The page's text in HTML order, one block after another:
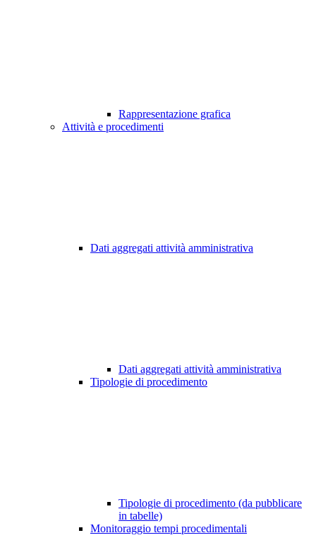
Rappresentazione grafica
Attività e procedimenti
Dati aggregati attività amministrativa
Dati aggregati attività amministrativa
Tipologie di procedimento
Tipologie di procedimento (da pubblicare
in tabelle)
Monitoraggio tempi procedimentali